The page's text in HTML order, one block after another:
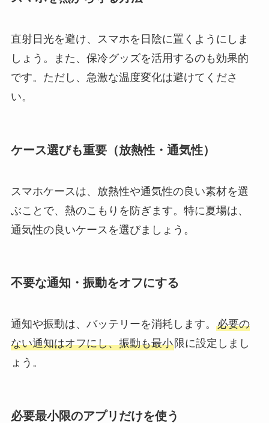
直射日光を避け、スマホを日陰に置くようにしま
しょう。また、保冷グッズを活用するのも効果的
です。ただし、急激な温度変化は避けてくださ
い。
ケース選びも重要（放熱性・通気性）
スマホケースは、放熱性や通気性の良い素材を選
ぶことで、熱のこもりを防ぎます。特に夏場は、
通気性の良いケースを選びましょう。
不要な通知・振動をオフにする
通知や振動は、バッテリーを消耗します。 必要の
ない通知はオフにし、振動も最小限に設定しまし
ょう。
必要最小限のアプリだけを使う